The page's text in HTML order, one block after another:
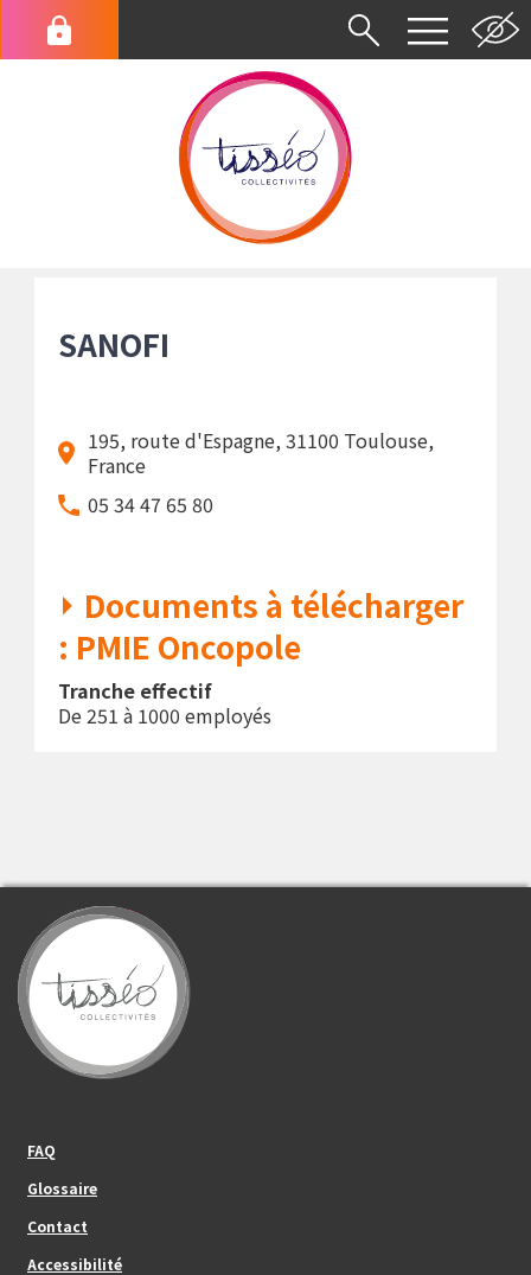
contenu
Menu
du
SANOFI
195, route d'Espagne, 31100 Toulouse,
France
05 34 47 65 80
Documents à télécharger
: PMIE Oncopole
Tranche effectif
De 251 à 1000 employés
FAQ
Glossaire
Contact
Footer_center
Accessibilité